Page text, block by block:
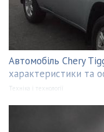
Автомобіль Chery
характеристики та
Техніка і технології